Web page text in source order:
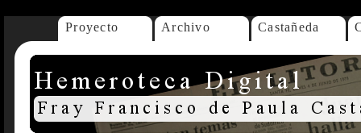
Proyecto Archivo Castañeda